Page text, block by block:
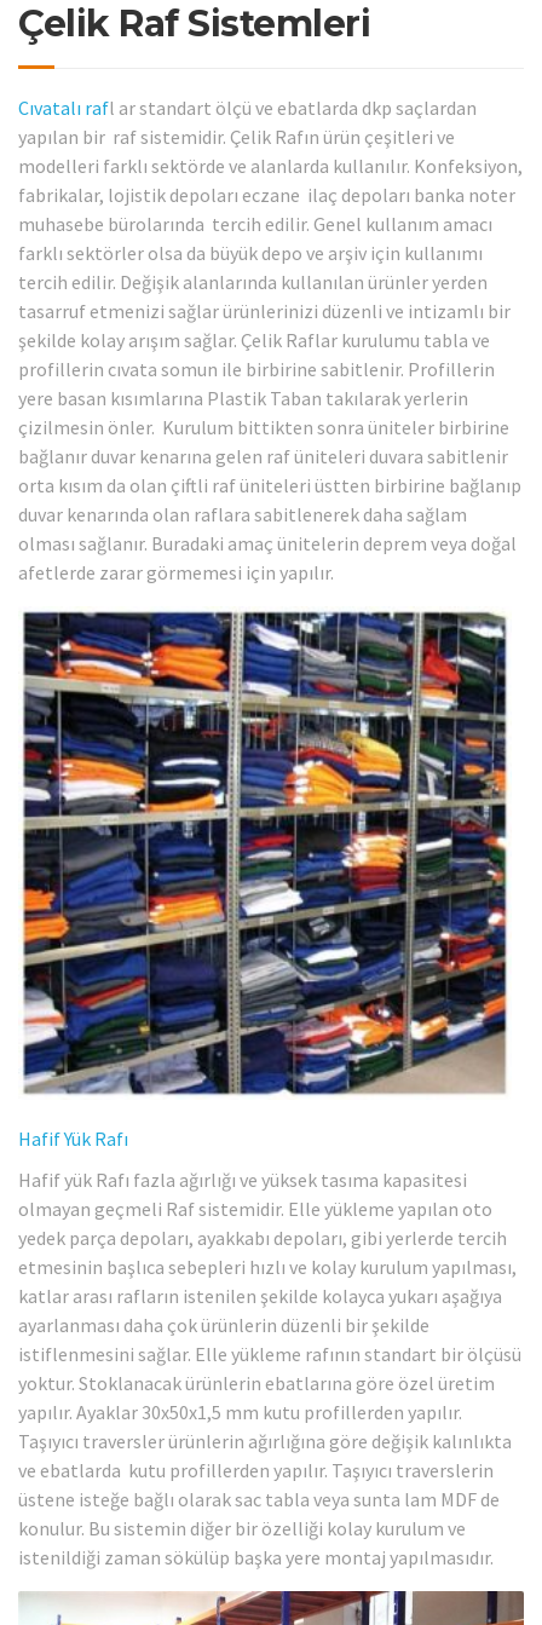
Çelik Raf Sistemleri
Cıvatalı rafl ar standart ölçü ve ebatlarda dkp saçlardan
yapılan bir raf sistemidir. Çelik Rafın ürün çeşitleri ve
modelleri farklı sektörde ve alanlarda kullanılır. Konfeksiyon,
fabrikalar, lojistik depoları eczane ilaç depoları banka noter
muhasebe bürolarında tercih edilir. Genel kullanım amacı
farklı sektörler olsa da büyük depo ve arşiv için kullanımı
tercih edilir. Değişik alanlarında kullanılan ürünler yerden
tasarruf etmenizi sağlar ürünlerinizi düzenli ve intizamlı bir
şekilde kolay arışım sağlar. Çelik Raflar kurulumu tabla ve
profillerin cıvata somun ile birbirine sabitlenir. Profillerin
yere basan kısımlarına Plastik Taban takılarak yerlerin
çizilmesin önler. Kurulum bittikten sonra üniteler birbirine
bağlanır duvar kenarına gelen raf üniteleri duvara sabitlenir
orta kısım da olan çiftli raf üniteleri üstten birbirine bağlanıp
duvar kenarında olan raflara sabitlenerek daha sağlam
olması sağlanır. Buradaki amaç ünitelerin deprem veya doğal
afetlerde zarar görmemesi için yapılır.
Hafif Yük Rafı
Hafif yük Rafı fazla ağırlığı ve yüksek tasıma kapasitesi
olmayan geçmeli Raf sistemidir. Elle yükleme yapılan oto
yedek parça depoları, ayakkabı depoları, gibi yerlerde tercih
etmesinin başlıca sebepleri hızlı ve kolay kurulum yapılması,
katlar arası rafların istenilen şekilde kolayca yukarı aşağıya
ayarlanması daha çok ürünlerin düzenli bir şekilde
istiflenmesini sağlar. Elle yükleme rafının standart bir ölçüsü
yoktur. Stoklanacak ürünlerin ebatlarına göre özel üretim
yapılır. Ayaklar 30x50x1,5 mm kutu profillerden yapılır.
Taşıyıcı traversler ürünlerin ağırlığına göre değişik kalınlıkta
ve ebatlarda kutu profillerden yapılır. Taşıyıcı traverslerin
üstene isteğe bağlı olarak sac tabla veya sunta lam MDF de
konulur. Bu sistemin diğer bir özelliği kolay kurulum ve
istenildiği zaman sökülüp başka yere montaj yapılmasıdır.